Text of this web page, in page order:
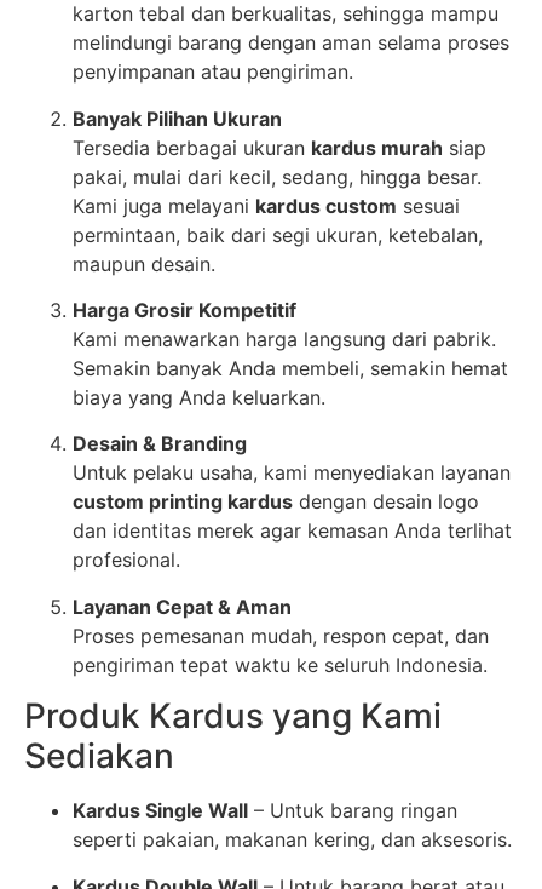
karton tebal dan berkualitas, sehingga mampu
melindungi barang dengan aman selama proses
penyimpanan atau pengiriman.
Banyak Pilihan Ukuran
Tersedia berbagai ukuran kardus murah siap
pakai, mulai dari kecil, sedang, hingga besar.
Kami juga melayani kardus custom sesuai
permintaan, baik dari segi ukuran, ketebalan,
maupun desain.
Harga Grosir Kompetitif
Kami menawarkan harga langsung dari pabrik.
Semakin banyak Anda membeli, semakin hemat
biaya yang Anda keluarkan.
Desain & Branding
Untuk pelaku usaha, kami menyediakan layanan
custom printing kardus dengan desain logo
dan identitas merek agar kemasan Anda terlihat
profesional.
Layanan Cepat & Aman
Proses pemesanan mudah, respon cepat, dan
pengiriman tepat waktu ke seluruh Indonesia.
Produk Kardus yang Kami
Sediakan
Kardus Single Wall – Untuk barang ringan
seperti pakaian, makanan kering, dan aksesoris.